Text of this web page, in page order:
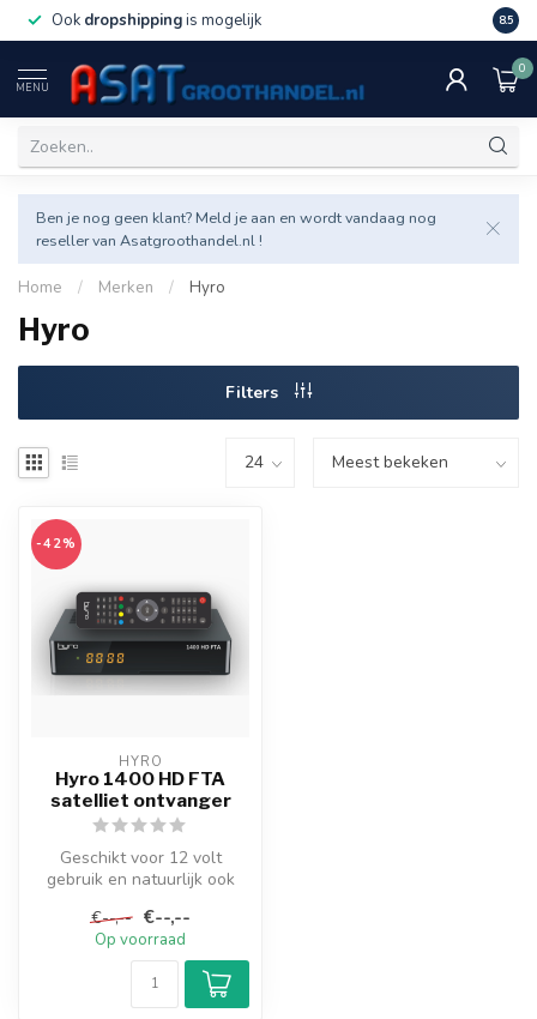
Ook dropshippingis mogelijk Veel
8.5
MENU
0
Ben je nog geen klant? Meld je aan en wordt vandaag nog
reseller van Asatgroothandel.nl !
Home / Merken / Hyro
Hyro
Filters
-42%
HYRO
Hyro 1400 HD FTA
satelliet ontvanger
Geschikt voor 12 volt
gebruik en natuurlijk ook
HD FTA ontv...
€--,-- €--,--
Op voorraad